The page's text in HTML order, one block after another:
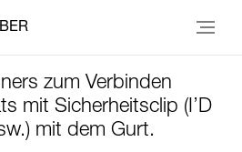
zum Verbinden
mit Sicherheitsclip (I’D
mit dem Gurt.